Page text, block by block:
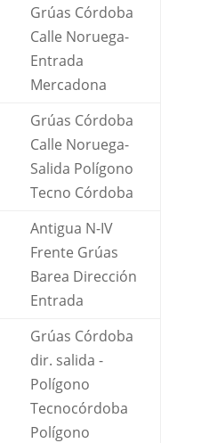
Grúas Córdoba
Calle Noruega-
Entrada
Mercadona
Grúas Córdoba
Calle Noruega-
Salida Polígono
Tecno Córdoba
Antigua N-IV
Frente Grúas
Barea Dirección
Entrada
Grúas Córdoba
dir. salida -
Polígono
Tecnocórdoba
Polígono